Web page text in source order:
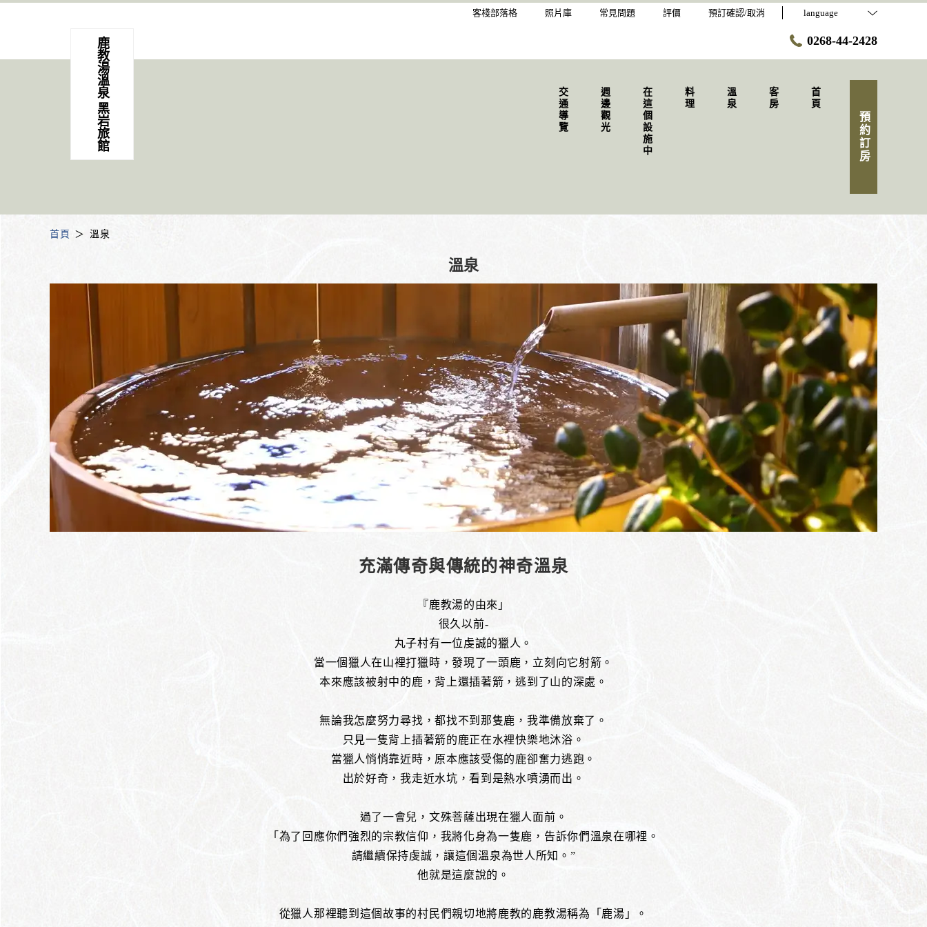
客棧部落格 照片庫 常見問題 評價 預訂確認/取消 language
鹿教湯溫泉 黑岩旅館 0268-44-2428
首頁
客房
溫泉
料理
在這個設施中
週邊觀光
交通導覽
預約訂房
首頁 溫泉
溫泉
充滿傳奇與傳統的神奇溫泉
『鹿教湯的由來」
很久以前-
丸子村有一位虔誠的獵人。
當一個獵人在山裡打獵時，發現了一頭鹿，立刻向它射箭。
本來應該被射中的鹿，背上還插著箭，逃到了山的深處。
無論我怎麼努力尋找，都找不到那隻鹿，我準備放棄了。
只見一隻背上插著箭的鹿正在水裡快樂地沐浴。
當獵人悄悄靠近時，原本應該受傷的鹿卻奮力逃跑。
出於好奇，我走近水坑，看到是熱水噴湧而出。
過了一會兒，文殊菩薩出現在獵人面前。
「為了回應你們強烈的宗教信仰，我將化身為一隻鹿，告訴你們溫泉在哪裡。
請繼續保持虔誠，讓這個溫泉為世人所知。”
他就是這麼說的。
從獵人那裡聽到這個故事的村民們親切地將鹿教的鹿教湯稱為「鹿湯」。